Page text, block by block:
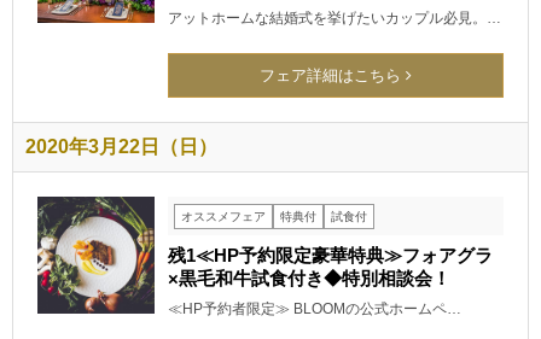
アットホームな結婚式を挙げたいカップル必見。…
フェア詳細はこちら
2020年3月22日（日）
オススメフェア 特典付 試食付
残1≪HP予約限定豪華特典≫フォアグラ
×黒毛和牛試食付き◆特別相談会！
≪HP予約者限定≫ BLOOMの公式ホームペ…